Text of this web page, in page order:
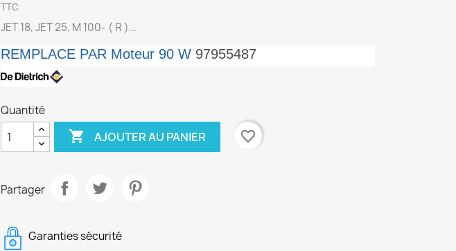
TTC
JET 18, JET 25, M 100- ( R )...
REMPLACE PAR Moteur 90 W 97955487
Quantité
 AJOUTER AU PANIER favorite_border
Partager
Garanties sécurité